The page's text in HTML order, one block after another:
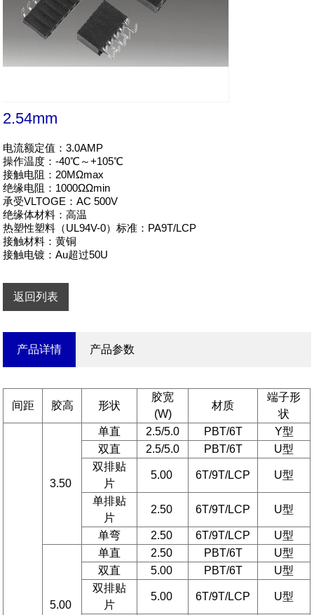
2.54mm
电流额定值：3.0AMP
操作温度：-40℃～+105℃
接触电阻：20MΩmax
绝缘电阻：1000ΩΩmin
承受VLTOGE：AC 500V
绝缘体材料：高温
热塑性塑料（UL94V-0）标准：PA9T/LCP
接触材料：黄铜
接触电镀：Au超过50U
返回列表
产品详情 产品参数
间距 胶高 形状
胶宽
(W)
材质
端子形
状
3.50
单直 2.5/5.0 PBT/6T
Y型
双直
2.5/5.0 PBT/6T
U型
双排贴
片
5.00 6T/9T/LCP U型
单排贴
片
2.50 6T/9T/LCP U型
单弯 2.50 6T/9T/LCP U型
5.00
单直 2.50 PBT/6T
U型
双直
5.00 PBT/6T
U型
双排贴
片
5.00 6T/9T/LCP U型